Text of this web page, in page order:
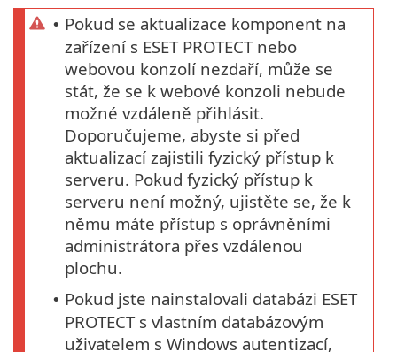
• Pokud se aktualizace komponent na
zařízení s ESET PROTECT nebo
webovou konzolí nezdaří, může se
stát, že se k webové konzoli nebude
možné vzdáleně přihlásit.
Doporučujeme, abyste si před
aktualizací zajistili fyzický přístup k
serveru. Pokud fyzický přístup k
serveru není možný, ujistěte se, že k
němu máte přístup s oprávněními
administrátora přes vzdálenou
plochu.
• Pokud jste nainstalovali databázi ESET
PROTECT s vlastním databázovým
uživatelem s Windows autentizací,